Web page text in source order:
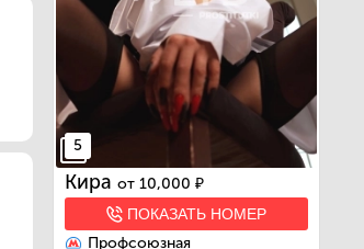
5
Кира от 10,000 ₽
ПОКАЗАТЬ НОМЕР
Профсоюзная